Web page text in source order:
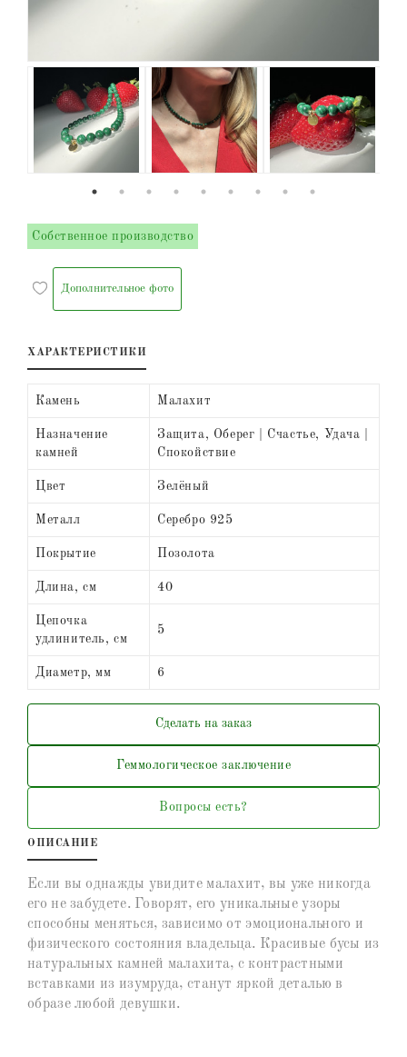
Собственное производство
Дополнительное фото
ХАРАКТЕРИСТИКИ
Камень Малахит
Назначение
камней
Защита, Оберег | Счастье, Удача |
Спокойствие
Цвет Зелёный
Металл Серебро 925
Покрытие Позолота
Длина, см 40
Цепочка
удлинитель, см
5
Диаметр, мм 6
Сделать на заказ
Геммологическое заключение
Вопросы есть?
ОПИСАНИЕ
Если вы однажды увидите малахит, вы уже никогда
его не забудете. Говорят, его уникальные узоры
способны меняться, зависимо от эмоционального и
физического состояния владельца. Красивые бусы из
натуральных камней малахита, с контрастными
вставками из изумруда, станут яркой деталью в
образе любой девушки.